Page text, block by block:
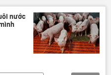
thực phẩm
nước